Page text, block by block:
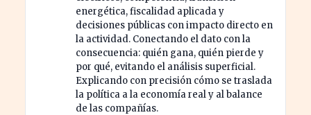
energética, fiscalidad aplicada y
decisiones públicas con impacto directo en
la actividad. Conectando el dato con la
consecuencia: quién gana, quién pierde y
por qué, evitando el análisis superficial.
Explicando con precisión cómo se traslada
la política a la economía real y al balance
de las compañías.